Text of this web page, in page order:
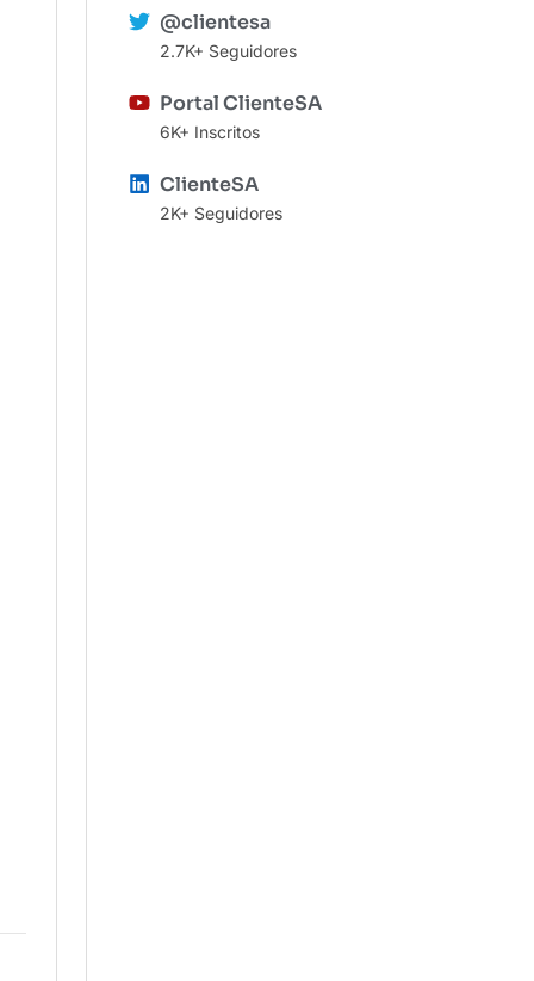
@clientesa
2.7K+ Seguidores
Portal ClienteSA
6K+ Inscritos
ClienteSA
2K+ Seguidores